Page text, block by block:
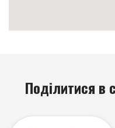
Поділитися в